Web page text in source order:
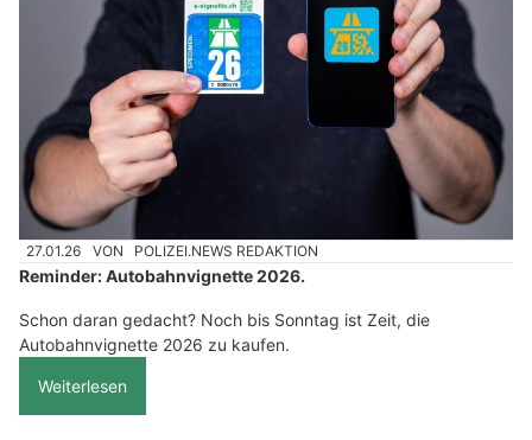
27.01.26 VON POLIZEI.NEWS REDAKTION
Reminder: Autobahnvignette 2026.
Schon daran gedacht? Noch bis Sonntag ist Zeit, die
Autobahnvignette 2026 zu kaufen.
Weiterlesen